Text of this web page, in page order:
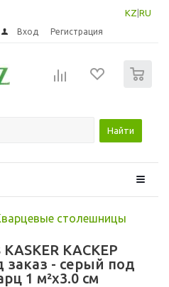
KZ RU
Вход Регистрация
Найти
столешницы
KASKER КАСКЕР
- серый под
1 м²x3.0 см